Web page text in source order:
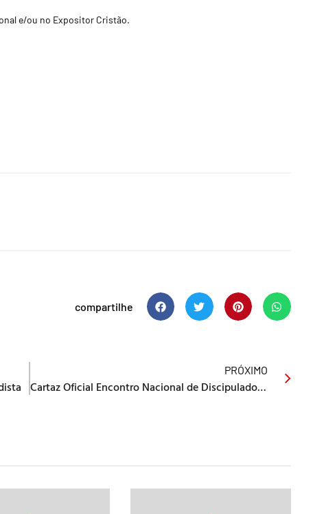
e/ou no Expositor Cristão.
compartilhe
PRÓXIMO
Cartaz Oficial Encontro Nacional de Discipulado e Missão